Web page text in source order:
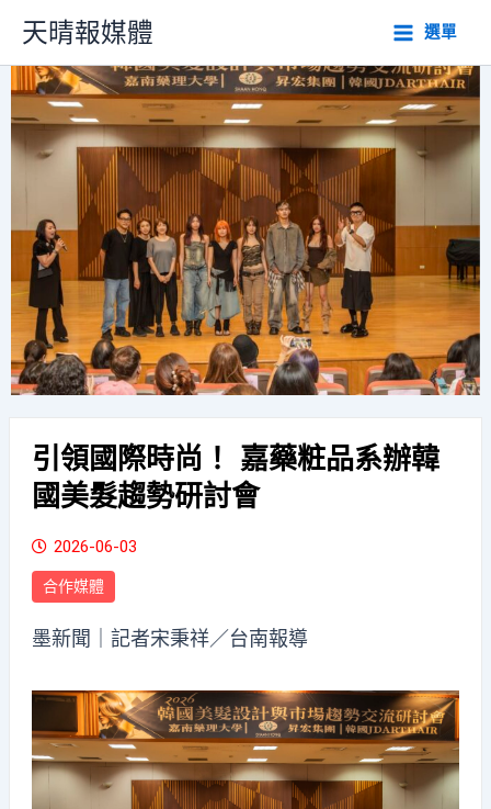
主
要
內
容
天晴報媒體 選單
引領國際時尚！ 嘉藥粧品系辦韓
國美髮趨勢研討會
2026-06-03
合作媒體
墨新聞 ｜記者宋秉祥／台南報導